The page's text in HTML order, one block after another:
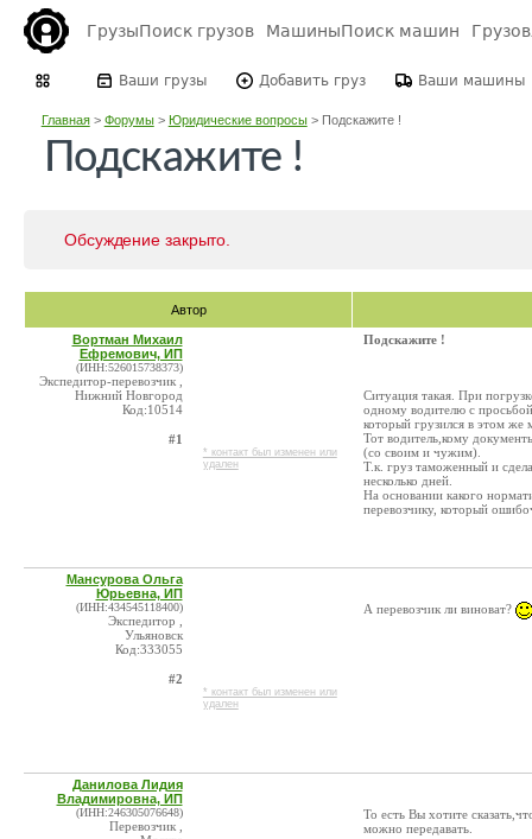
ГрузыПоиск грузов МашиныПоиск машин
Ваши грузы Добавить груз Ваши машины
Главная> Форумы> Юридические вопросы> Подскажите !
Подскажите !
Обсуждение закрыто.
Автор
Вортман Михаил
Ефремович, ИП
(ИНН:526015738373)
Экспедитор-перевозчик ,
Нижний Новгород
Код:10514
#1
* контакт был изменен или
удален
Подскажите !
Ситуация такая. При
одному водителю с
который грузился в этом же
Тот водитель,кому
(со своим и чужим).
Т.к. груз таможенный и
несколько дней.
На основании какого
перевозчику, который
Мансурова Ольга
Юрьевна, ИП
(ИНН:434545118400)
Экспедитор ,
Ульяновск
Код:333055
#2
* контакт был изменен или
удален
А перевозчик ли виноват?
Данилова Лидия
Владимировна, ИП
(ИНН:246305076648)
Перевозчик ,
То есть Вы хотите
можно передавать.